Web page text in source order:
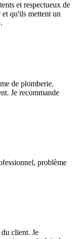
et respectueux de
qu'ils mettent un
de plomberie.
Je recommande
problème
client. Je